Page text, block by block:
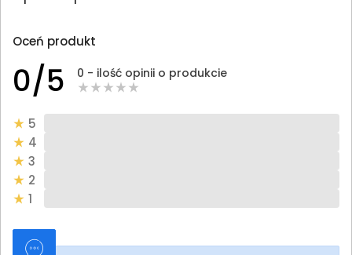
Oceń produkt
0/5 0 - ilość opinii o produkcie
5
4
3
2
1